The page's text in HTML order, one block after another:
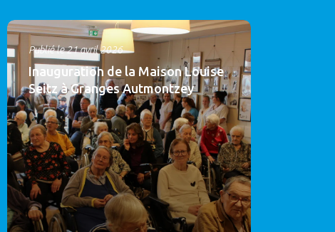
Publié le 21 avril 2026
Inauguration de la Maison Louise
Seitz à Granges Autmontzey